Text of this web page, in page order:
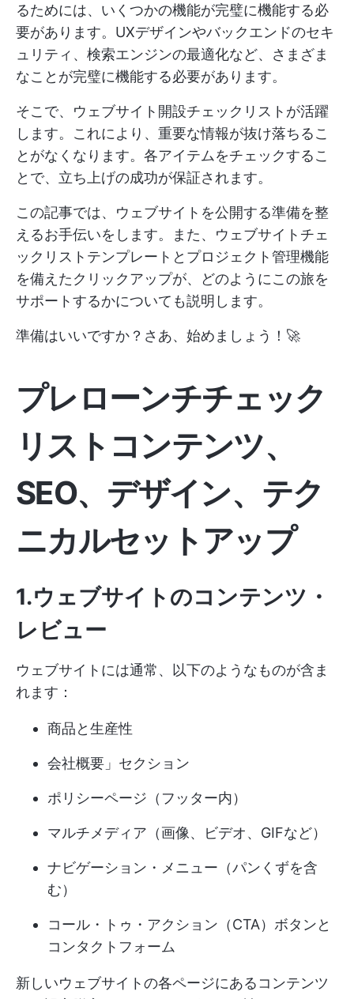
るためには、いくつかの機能が完璧に機能する必
要があります。UXデザインやバックエンドのセキ
ュリティ、検索エンジンの最適化など、さまざま
なことが完璧に機能する必要があります。
そこで、ウェブサイト開設チェックリストが活躍
します。これにより、重要な情報が抜け落ちるこ
とがなくなります。各アイテムをチェックするこ
とで、立ち上げの成功が保証されます。
この記事では、ウェブサイトを公開する準備を整
えるお手伝いをします。また、ウェブサイトチェ
ックリストテンプレートとプロジェクト管理機能
を備えたクリックアップが、どのようにこの旅を
サポートするかについても説明します。
準備はいいですか？さあ、始めましょう！🚀
プレローンチチェック
リストコンテンツ、
SEO、デザイン、テク
ニカルセットアップ
1.ウェブサイトのコンテンツ・
レビュー
ウェブサイトには通常、以下のようなものが含ま
れます：
商品と生産性
会社概要」セクション
ポリシーページ（フッター内）
マルチメディア（画像、ビデオ、GIFなど）
ナビゲーション・メニュー（パンくずを含
む）
コール・トゥ・アクション（CTA）ボタンと
コンタクトフォーム
新しいウェブサイトの各ページにあるコンテンツ